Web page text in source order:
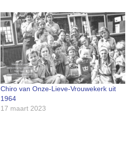
Chiro van Onze-Lieve-Vrouwekerk uit
1964
17 maart 2023